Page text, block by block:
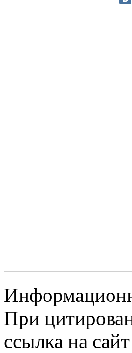
При
ссылка на